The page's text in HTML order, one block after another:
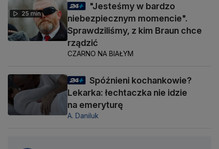
25 min
"Jesteśmy w bardzo
niebezpiecznym momencie".
Sprawdziliśmy, z kim Braun chce
rządzić
CZARNO NA BIAŁYM
Spóźnieni kochankowie?
Lekarka: łechtaczka nie idzie
na emeryturę
A. Daniluk